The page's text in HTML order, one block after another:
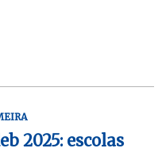
2025: escolas